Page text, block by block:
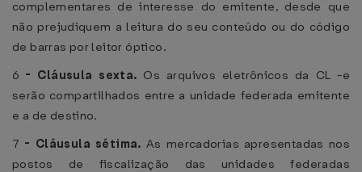
complementares de interesse do emitente, desde que
não prejudiquem a leitura do seu conteúdo ou do código
de barras por leitor óptico.
6 - Cláusula sexta. Os arquivos eletrônicos da CL -e
serão compartilhados entre a unidade federada emitente
e a de destino.
7 - Cláusula sétima. As mercadorias apresentadas nos
postos de fiscalização das unidades federadas